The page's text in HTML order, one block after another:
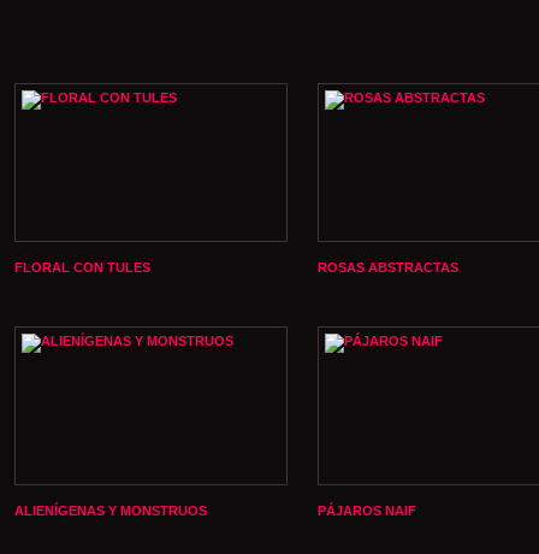
FLORAL CON TULES ROSAS ABSTRACTAS
ALIENÍGENAS Y MONSTRUOS PÁJAROS NAIF